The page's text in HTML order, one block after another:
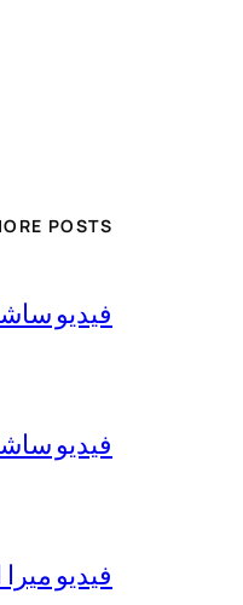
POSTS
فيديو ساشا
فيديو ساشا
فيديو ميرا